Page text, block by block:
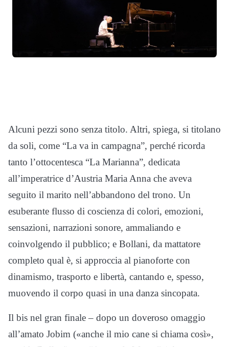
Alcuni pezzi sono senza titolo. Altri, spiega, si titolano
da soli, come “La va in campagna”, perché ricorda
tanto l’ottocentesca “La Marianna”, dedicata
all’imperatrice d’Austria Maria Anna che aveva
seguito il marito nell’abbandono del trono. Un
esuberante flusso di coscienza di colori, emozioni,
sensazioni, narrazioni sonore, ammaliando e
coinvolgendo il pubblico; e Bollani, da mattatore
completo qual è, si approccia al pianoforte con
dinamismo, trasporto e libertà, cantando e, spesso,
muovendo il corpo quasi in una danza sincopata.
Il bis nel gran finale – dopo un doveroso omaggio
all’amato Jobim («anche il mio cane si chiama così»,